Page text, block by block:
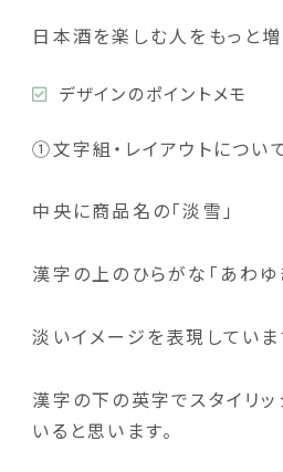
日本酒を楽しむ人をもっと
デザインのポイントメモ
①文字組・レイアウトについ
中央に商品名の「淡雪」
漢字の上のひらがな「あわゆ
淡いイメージを表現していま
漢字の下の英字でスタイリ
いると思います。